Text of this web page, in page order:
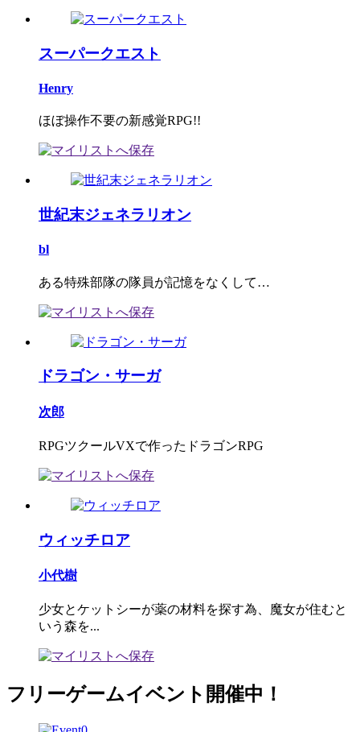
スーパークエスト
Henry
ほぼ操作不要の新感覚RPG!!
世紀末ジェネラリオン
bl
ある特殊部隊の隊員が記憶をなくして…
ドラゴン・サーガ
次郎
RPGツクールVXで作ったドラゴンRPG
ウィッチロア
小代樹
少女とケットシーが薬の材料を探す為、魔女が住むと
いう森を...
フリーゲームイベント開催中！